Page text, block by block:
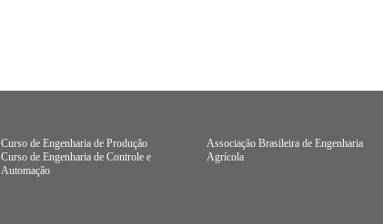
Curso de Engenharia de Produção
Curso de Engenharia de Controle e
Automação
Associação Brasileira de Engenharia
Agrícola